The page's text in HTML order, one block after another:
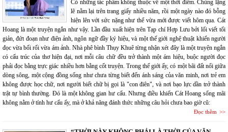
Có những tác phẩm không thuộc về một thời điểm. Chúng lặng
lẽ nằm lại trên trang giấy nhiều năm, rồi một ngày nào đó bỗng
hiện lên với sức nặng như thể vừa mới được viết hôm qua. Cát
Hoang là một truyện ngắn như vậy. Lần đầu xuất hiện trên Tạp chí Hợp Lưu bởi lối viết tối
giản, đứt đoạn như điện ảnh, ngôn ngữ đầy ký hiệu, và một thế giới nghệ thuật khiến người
đọc vừa bối rối vừa ám ảnh. Nhà phê bình Thụy Khuê từng nhận xét đây là một truyện ngắn
có cấu trúc của thơ hiện đại, nơi mỗi câu chữ đều trở thành một ám hiệu, buộc người đọc
phải đọc bằng trực giác nhiều hơn bằng cốt truyện. Trong thế giới ấy, có một bãi đất nổi giữa
dòng sông, một cộng đồng sống như chưa từng biết đến ánh sáng của văn minh, nơi trẻ em
không được học chữ, nơi người biết chữ bị gọi là "con điên", và nơi bạo lực dần trở thành
trật tự bình thường. Đó là một không gian hư cấu. Nhưng điều khiến Cát Hoang sống mãi
không nằm ở tính hư cấu ấy, mà ở khả năng đánh thức những câu hỏi chưa bao giờ cũ:
Đọc thêm